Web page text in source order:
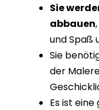
Sie
abbauen
und Spaß
Sie
der
Es ist